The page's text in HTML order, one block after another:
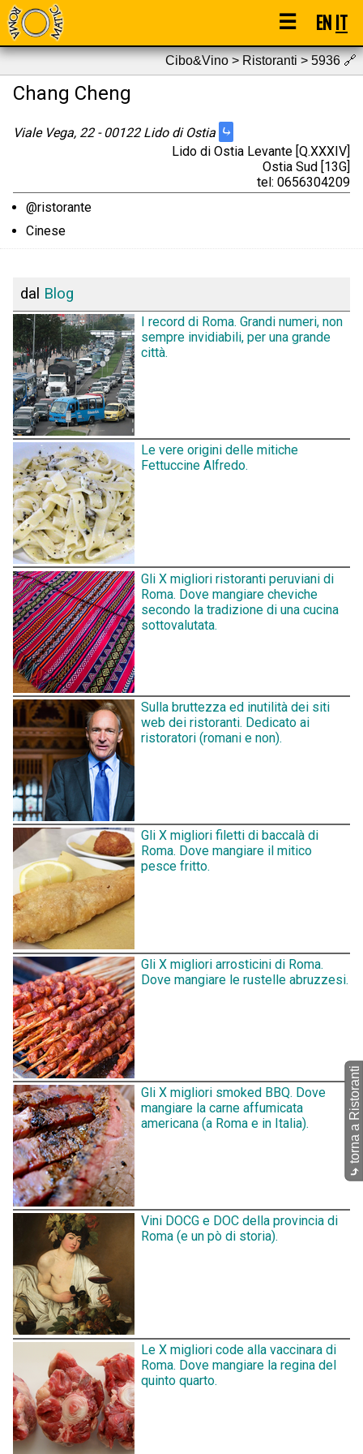
☰ ENIT
Cibo&Vino > Ristoranti > 5936🔗
Chang Cheng
Viale Vega, 22 - 00122 Lido di Ostia ⤷
Lido di Ostia Levante [Q.XXXIV]
Ostia Sud [13G]
tel: 0656304209
@ristorante
Cinese
dal Blog
I record di Roma. Grandi numeri, non
sempre invidiabili, per una grande
città.
Le vere origini delle mitiche
Fettuccine Alfredo.
Gli X migliori ristoranti peruviani di
Roma. Dove mangiare cheviche
secondo la tradizione di una cucina
sottovalutata.
Sulla bruttezza ed inutilità dei siti
web dei ristoranti. Dedicato ai
ristoratori (romani e non).
Gli X migliori filetti di baccalà di
Roma. Dove mangiare il mitico
pesce fritto.
Gli X migliori arrosticini di Roma.
Dove mangiare le rustelle abruzzesi.
Gli X migliori smoked BBQ. Dove
mangiare la carne affumicata
americana (a Roma e in Italia).
Vini DOCG e DOC della provincia di
Roma (e un pò di storia).
Le X migliori code alla vaccinara di
Roma. Dove mangiare la regina del
quinto quarto.
⤷
torna a Ristoranti